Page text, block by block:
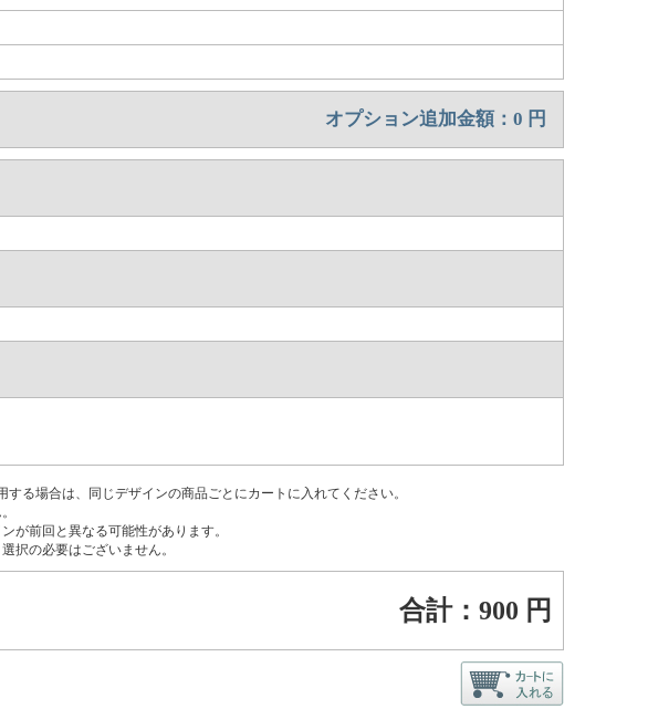
オプション追加金額： 0 円
る場合は、同じデザインの商品ごとにカートに入れてください。
が前回と異なる可能性があります。
択の必要はございません。
合計： 900 円